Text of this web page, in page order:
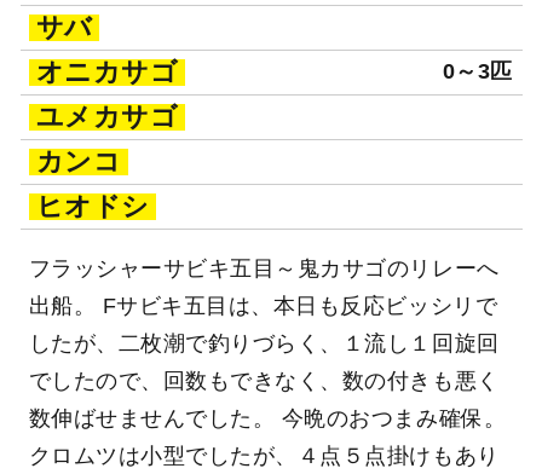
サバ
オニカサゴ
0～3匹
ユメカサゴ
カンコ
ヒオドシ
フラッシャーサビキ五目～鬼カサゴのリレーへ
出船。 Fサビキ五目は、本日も反応ビッシリで
したが、二枚潮で釣りづらく、１流し１回旋回
でしたので、回数もできなく、数の付きも悪く
数伸ばせませんでした。 今晩のおつまみ確保。
クロムツは小型でしたが、４点５点掛けもあり